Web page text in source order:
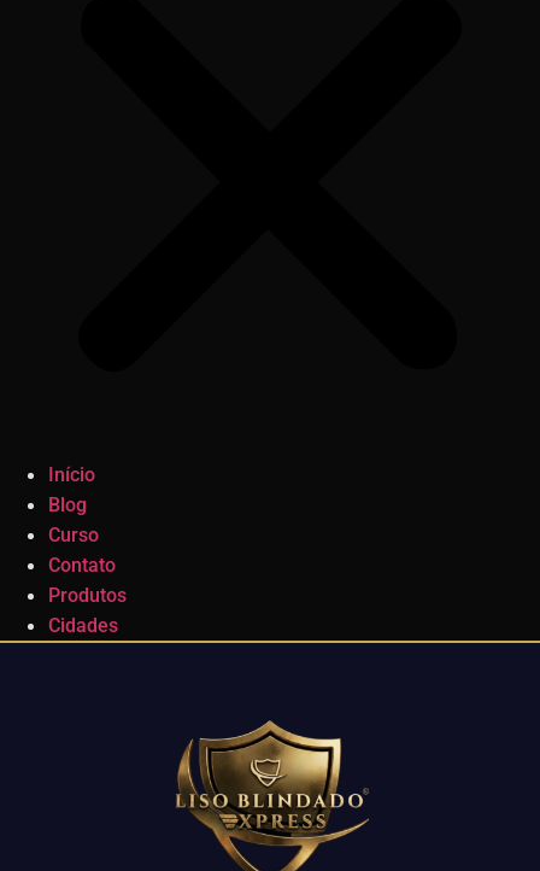
Início
Blog
Curso
Contato
Produtos
Cidades